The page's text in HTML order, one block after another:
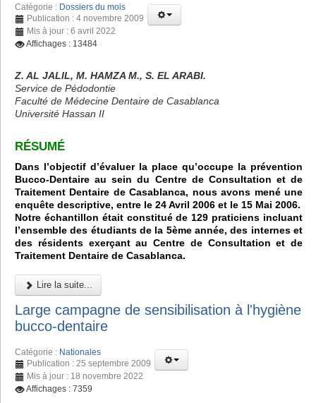
Catégorie : Dossiers du mois
Publication : 4 novembre 2009
Mis à jour : 6 avril 2022
Affichages : 13484
Z. AL JALIL, M. HAMZA M., S. EL ARABI.
Service de Pédodontie
Faculté de Médecine Dentaire de Casablanca
Université Hassan II
RÉSUMÉ
Dans l’objectif d’évaluer la place qu’occupe la prévention
Bucco-Dentaire au sein du Centre de Consultation et de
Traitement Dentaire de Casablanca, nous avons mené une
enquête descriptive, entre le 24 Avril 2006 et le 15 Mai 2006.
Notre échantillon était constitué de 129 praticiens incluant
l’ensemble des étudiants de la 5ème année, des internes et
des résidents exerçant au Centre de Consultation et de
Traitement Dentaire de Casablanca.
Lire la suite...
Large campagne de sensibilisation à l'hygiène
bucco-dentaire
Catégorie : Nationales
Publication : 25 septembre 2009
Mis à jour : 18 novembre 2022
Affichages : 7359